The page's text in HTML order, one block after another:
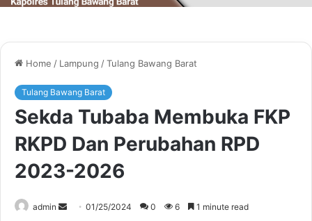
Home / Lampung /Tulang Bawang Barat
Tulang Bawang Barat
Sekda Tubaba Membuka FKP
RKPD Dan Perubahan RPD
2023-2026
admin
Send01/25/2024 0 6 1 minute read